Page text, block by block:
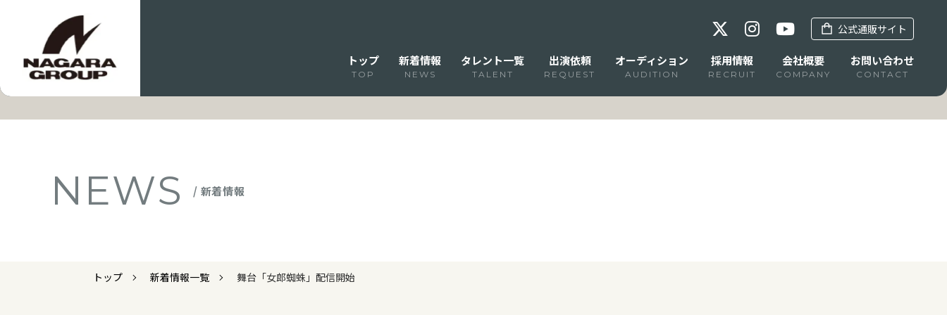
公式通販サイト
トップ
TOP
新着情報
NEWS
タレント一覧
TALENT
出演依頼
REQUEST
オーディション
AUDITION
採用情報
RECRUIT
会社概要
COMPANY
お問い合わせ
CONTACT
NEWS / 新着情報
トップ 新着情報一覧 舞台「女郎蜘蛛」配信開始